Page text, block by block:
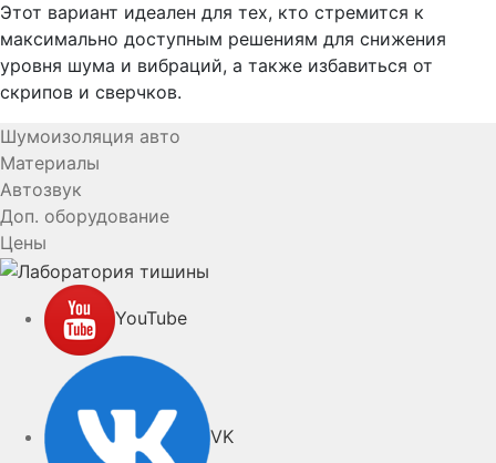
Этот вариант идеален для тех, кто стремится к
максимально доступным решениям для снижения
уровня шума и вибраций, а также избавиться от
скрипов и сверчков.
Шумоизоляция авто
Материалы
Автозвук
Доп. оборудование
Цены
YouTube
VK